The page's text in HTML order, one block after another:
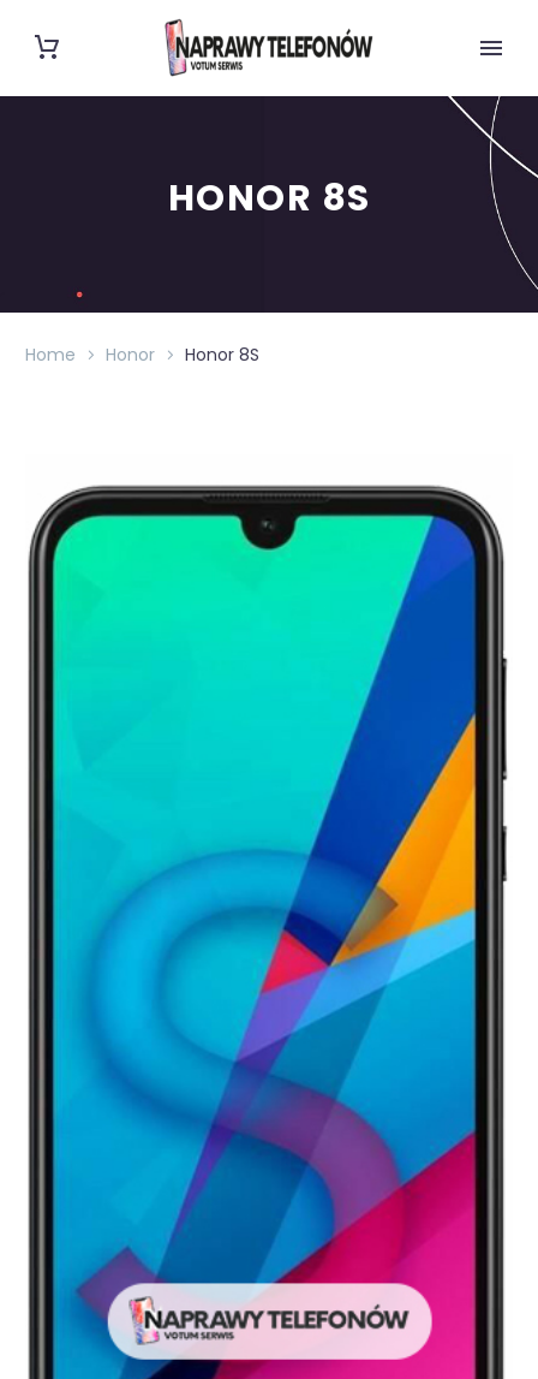
HONOR 8S
Home Honor Honor 8S